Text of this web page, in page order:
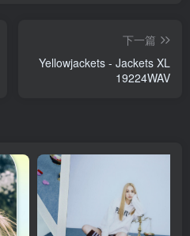
下一篇
Yellowjackets - Jackets XL
19224WAV